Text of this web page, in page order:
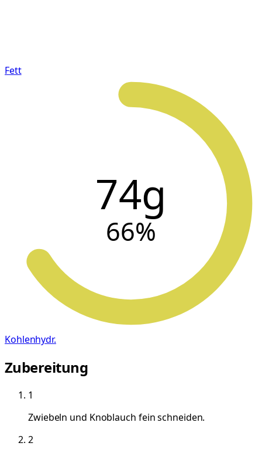
Fett
74g
66%
Kohlenhydr.
Zubereitung
1
Zwiebeln und Knoblauch fein schneiden.
2